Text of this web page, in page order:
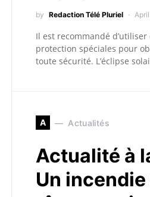
by Redaction Télé Pluriel
Il est recommandé
protection spéciales pour
toute sécurité. L’éclipse
A Actualités
Actualité à
Un